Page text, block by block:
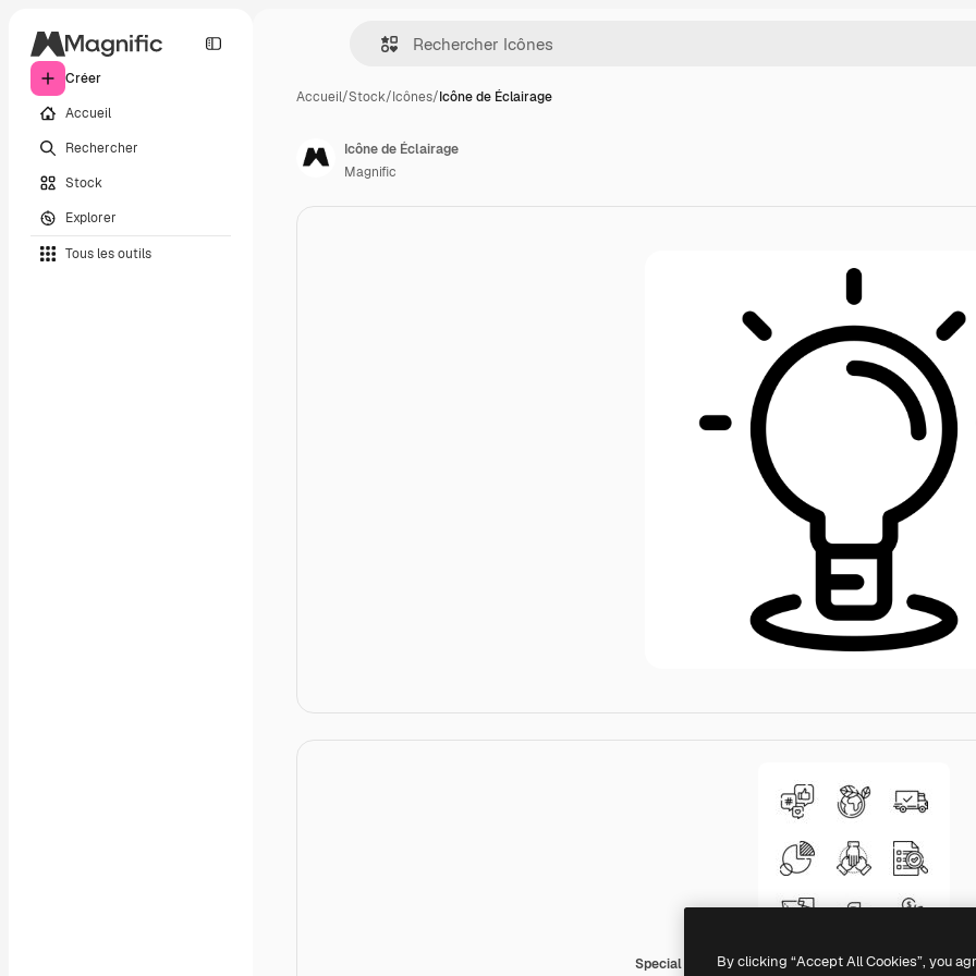
Créer
Accueil
Rechercher
Stock
Explorer
Tous les outils
Accueil/Stock/Icônes/Icône de Éclairage
Special Lineal
Icône de Éclairage
Magnific
By clicking “Accept All Cookies”, you